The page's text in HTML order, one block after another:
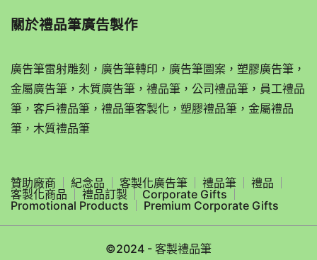
關於禮品筆廣告製作
廣告筆雷射雕刻，廣告筆轉印，廣告筆圖案，塑膠廣告筆，
金屬廣告筆，木質廣告筆，禮品筆，公司禮品筆，員工禮品
筆，客戶禮品筆，禮品筆客製化，塑膠禮品筆，金屬禮品
筆，木質禮品筆
贊助廠商 紀念品 客製化廣告筆 禮品筆
禮品
客製化商品
禮品訂製
Corporate Gifts
Promotional Products
Premium Corporate Gifts
©2024 - 客製禮品筆